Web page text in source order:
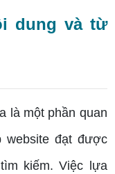
dung và từ
một phần quan
website đạt được
kiếm. Việc lựa